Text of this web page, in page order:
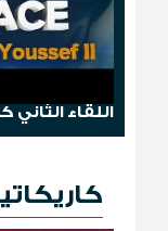
اللقاء